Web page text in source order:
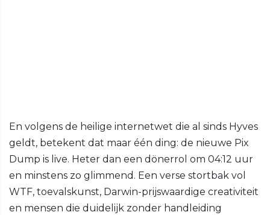
En volgens de heilige internetwet die al sinds Hyves
geldt, betekent dat maar één ding: de nieuwe Pix
Dump is live. Heter dan een dönerrol om 04:12 uur
en minstens zo glimmend. Een verse stortbak vol
WTF, toevalskunst, Darwin-prijswaardige creativiteit
en mensen die duidelijk zonder handleiding